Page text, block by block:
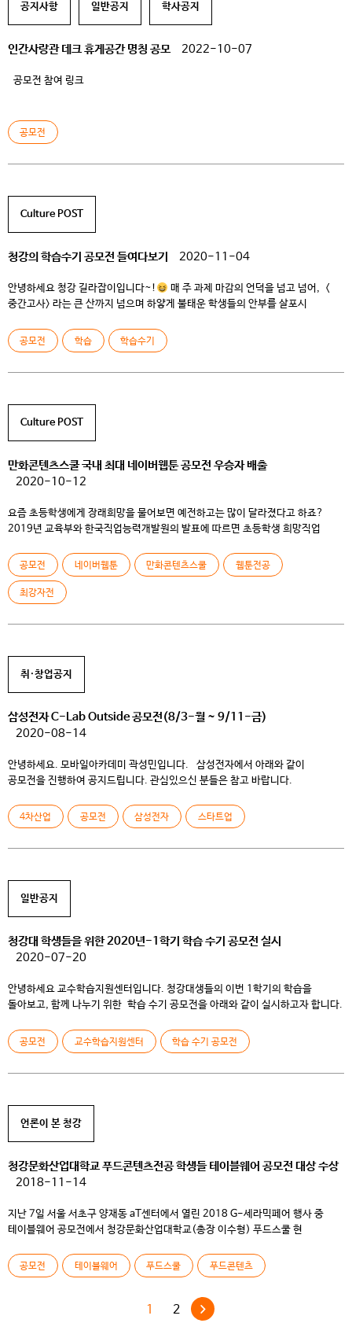
공지사항 일반공지 학사공지
인간사랑관 데크 휴게공간 명칭 공모 2022-10-07
공모전 참여 링크
공모전
Culture POST
청강의 학습수기 공모전 들여다보기 2020-11-04
안녕하세요 청강 길라잡이입니다~!
매 주 과제 마감의 언덕을 넘고 넘어, <
중간고사> 라는 큰 산까지 넘으며 하얗게 불태운 학생들의 안부를 살포시
친구들과 교수님과 함께하는 오프라인 강의가 그리운건 어쩔 수 없네요. 수업도,
과제 한탄도, 벼락치기도, 친구들과 함께 해야 하는데, 온라인 수업라는 칸막이에
공모전 학습 학습수기
Culture POST
만화콘텐츠스쿨 국내 최대 네이버웹툰 공모전 우승자 배출
2020-10-12
요즘 초등학생에게 장래희망을 물어보면 예전하고는 많이 달라졌다고 하죠?
2019년 교육부와 한국직업능력개발원의 발표에 따르면 초등학생 희망직업
것도 무척 어려워졌는데요. 그중에서도 우리 나라에서 가장 이용률이 높은 포털
플랫폼인 네이버웹툰에서 정식연재의 기회를 잡는 것은 하늘에 별따기입니다.
지난 9월, 상금 천만원과 네이버웹툰 정식연재 기회를 건 <2020 네이버웹툰
최강자전>에서 만화콘텐츠스쿨의 진채윤 […]
공모전 네이버웹툰 만화콘텐츠스쿨 웹툰전공
최강자전
취·창업공지
삼성전자 C-Lab Outside 공모전(8/3-월 ~ 9/11-금)
2020-08-14
안녕하세요. 모바일아카데미 곽성민입니다. 삼성전자에서 아래와 같이
공모전을 진행하여 공지드립니다. 관심있으신 분들은 참고 바랍니다.
및 실행력을 갖춘 스타트업을 찾고 있습니다. 많은 관심 부탁드립니다. –
삼성전자 C-Lab Outside 공모전 운영사무국 – 관련홍보영상:
4차산업 공모전 삼성전자 스타트업
일반공지
청강대 학생들을 위한 2020년-1학기 학습 수기 공모전 실시
2020-07-20
안녕하세요 교수학습지원센터입니다. 청강대생들의 이번 1학기의 학습을
돌아보고, 함께 나누기 위한 학습 수기 공모전을 아래와 같이 실시하고자 합니다.
안에서의 학습의 의미와 가치를 함께 찾아보는 장이 되길 바랍니다. 에세이,
컷만화, 일러스트 등 다양한 형식으로 학습 수기에 공모해주시면 됩니다. 자세한
공모전 교수학습지원센터 학습 수기 공모전
언론이 본 청강
청강문화산업대학교 푸드콘텐츠전공 학생들 테이블웨어 공모전 대상 수상
2018-11-14
지난 7일 서울 서초구 양재동 aT센터에서 열린 2018 G-세라믹페어 행사 중
테이블웨어 공모전에서 청강문화산업대학교(총장 이수형) 푸드스쿨 현
푸드스타일리스트들과 도예가들을 제치고 대상과 상금 500만원을 차지했다.
경기도가 주최하고 한국도자재단과 이천시, 광주시, 여주시가 공동주관하는 G-
열린 이번 행사에서 열린 테이블웨어 공모전은 각 분야의 전문가 […]
공모전 테이블웨어 푸드스쿨 푸드콘텐츠
1 2